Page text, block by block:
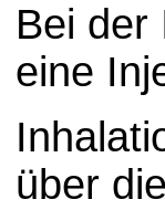
Bei der
eine
über